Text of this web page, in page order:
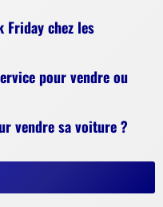
chez les
pour vendre ou
vendre sa voiture ?